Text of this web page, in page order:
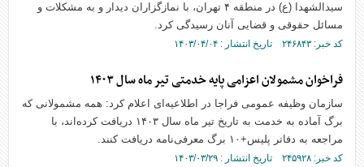
سیدالشهدا (ع) در منطقه ۴ تهران، با نمازگزاران دیدار و به مشکلات و
مسائل حقوقی و قضایی آنان رسیدگی کرد.
کد خبر: ۲۴۶۸۴۳ تاریخ انتشار : ۱۴۰۳/۰۴/۰۴
فراخوان مشمولان اعزامی پایه خدمتی تیر ماه سال ۱۴۰۳
سازمان وظیفه عمومی فراجا در اطلاعیه‌ای اعلام کرد: همه مشمولانی که
برگ آماده به خدمت به تاریخ تیر ماه سال ۱۴۰۳ دریافت کرده‌اند، با
مراجعه به دفاتر پلیس+۱۰ برگ معرفی‌نامه دریافت کنند.
کد خبر: ۲۴۵۹۲۸ تاریخ انتشار : ۱۴۰۳/۰۳/۲۹